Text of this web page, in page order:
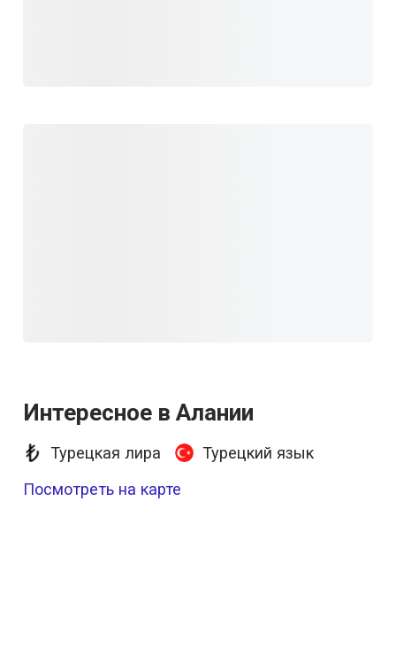
Интересное в Алании
Турецкая лира
Турецкий язык
Посмотреть на карте